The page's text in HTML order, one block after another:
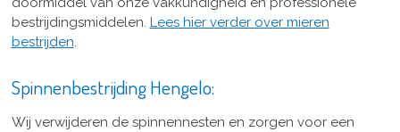
bestrijdingsmiddelen. Lees hier verder over mieren
bestrijden
Spinnenbestrijding Hengelo:
Wij verwijderen de spinnennesten en zorgen voor een